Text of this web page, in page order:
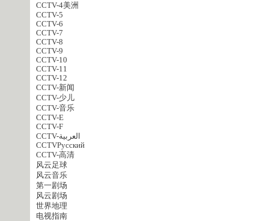
CCTV-4美洲
CCTV-5
CCTV-6
CCTV-7
CCTV-8
CCTV-9
CCTV-10
CCTV-11
CCTV-12
CCTV-新闻
CCTV-少儿
CCTV-音乐
CCTV-E
CCTV-F
CCTV-العربية
CCTVPусский
CCTV-高清
风云足球
风云音乐
第一剧场
风云剧场
世界地理
电视指南